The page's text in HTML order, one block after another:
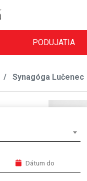
PODUJATIA
Synagóga Lučenec